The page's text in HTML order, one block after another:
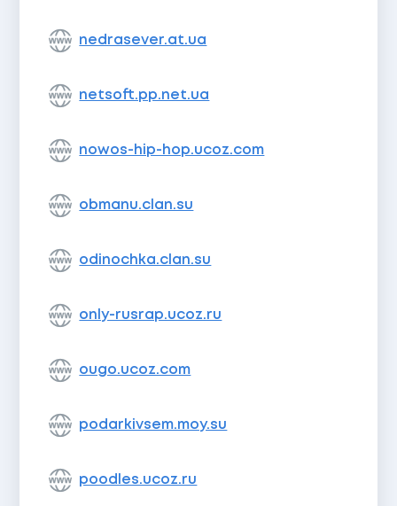
nedrasever.at.ua
netsoft.pp.net.ua
nowos-hip-hop.ucoz.com
obmanu.clan.su
odinochka.clan.su
only-rusrap.ucoz.ru
ougo.ucoz.com
podarkivsem.moy.su
poodles.ucoz.ru